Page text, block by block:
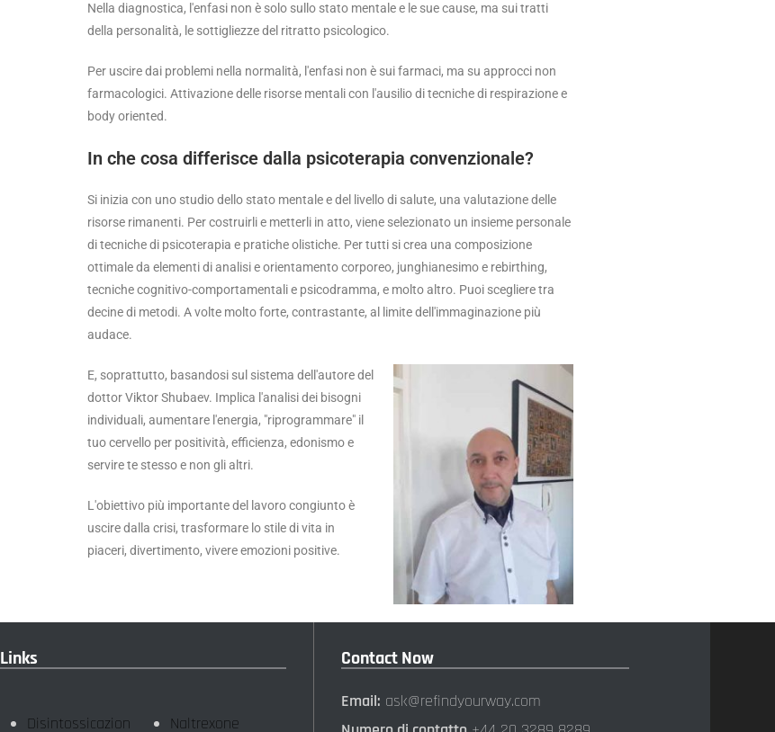
Nella diagnostica, l'enfasi non è solo sullo stato mentale e le sue cause, ma sui tratti
della personalità, le sottigliezze del ritratto psicologico.
Per uscire dai problemi nella normalità, l'enfasi non è sui farmaci, ma su approcci non
farmacologici. Attivazione delle risorse mentali con l'ausilio di tecniche di respirazione e
body oriented.
In che cosa differisce dalla psicoterapia convenzionale?
Si inizia con uno studio dello stato mentale e del livello di salute, una valutazione delle
risorse rimanenti. Per costruirli e metterli in atto, viene selezionato un insieme personale
di tecniche di psicoterapia e pratiche olistiche. Per tutti si crea una composizione
ottimale da elementi di analisi e orientamento corporeo, junghianesimo e rebirthing,
tecniche cognitivo-comportamentali e psicodramma, e molto altro. Puoi scegliere tra
decine di metodi. A volte molto forte, contrastante, al limite dell'immaginazione più
audace.
E, soprattutto, basandosi sul sistema dell'autore del
dottor Viktor Shubaev. Implica l'analisi dei bisogni
individuali, aumentare l'energia, "riprogrammare" il
tuo cervello per positività, efficienza, edonismo e
servire te stesso e non gli altri.
L'obiettivo più importante del lavoro congiunto è
uscire dalla crisi, trasformare lo stile di vita in
piaceri, divertimento, vivere emozioni positive.
Links
Disintossicazion Naltrexone
Contact Now
Email: ask@refindyourway.com